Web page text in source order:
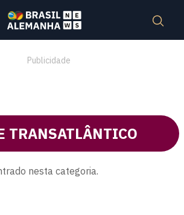
Publicidade
TRANSATLÂNTICO
nesta categoria.